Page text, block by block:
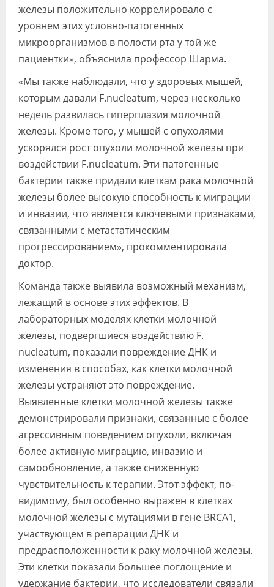
железы положительно коррелировало с
уровнем этих условно-патогенных
микроорганизмов в полости рта у той же
пациентки», объяснила профессор Шарма.
«Мы также наблюдали, что у здоровых мышей,
которым давали F.nucleatum, через несколько
недель развилась гиперплазия молочной
железы. Кроме того, у мышей с опухолями
ускорялся рост опухоли молочной железы при
воздействии F.nucleatum. Эти патогенные
бактерии также придали клеткам рака молочной
железы более высокую способность к миграции
и инвазии, что является ключевыми признаками,
связанными с метастатическим
прогрессированием», прокомментировала
доктор.
Команда также выявила возможный механизм,
лежащий в основе этих эффектов. В
лабораторных моделях клетки молочной
железы, подвергшиеся воздействию F.
nucleatum, показали повреждение ДНК и
изменения в способах, как клетки молочной
железы устраняют это повреждение.
Выявленные клетки молочной железы также
демонстрировали признаки, связанные с более
агрессивным поведением опухоли, включая
более активную миграцию, инвазию и
самообновление, а также сниженную
чувствительность к терапии. Этот эффект, по-
видимому, был особенно выражен в клетках
молочной железы с мутациями в гене BRCA1,
участвующем в репарации ДНК и
предрасположенности к раку молочной железы.
Эти клетки показали большее поглощение и
удержание бактерии, что исследователи связали